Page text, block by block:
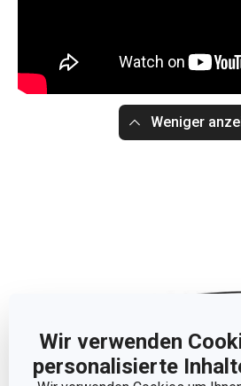
Wir verwenden
personalisierte
Weniger